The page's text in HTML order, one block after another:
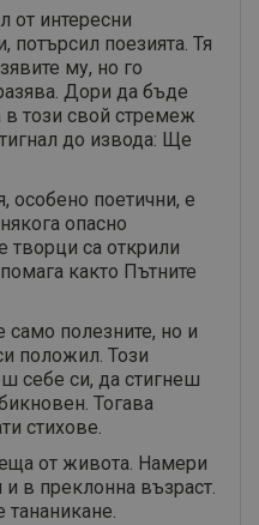
от интересни
потърсил поезията. Тя
му, но го
Дори да бъде
в този свой стремеж
до извода: Ще
особено поетични, е
опасно
творци са открили
както Пътните
полезните, но и
положил. Този
себе си, да стигнеш
Тогава
стихове.
от живота. Намери
в преклонна възраст.